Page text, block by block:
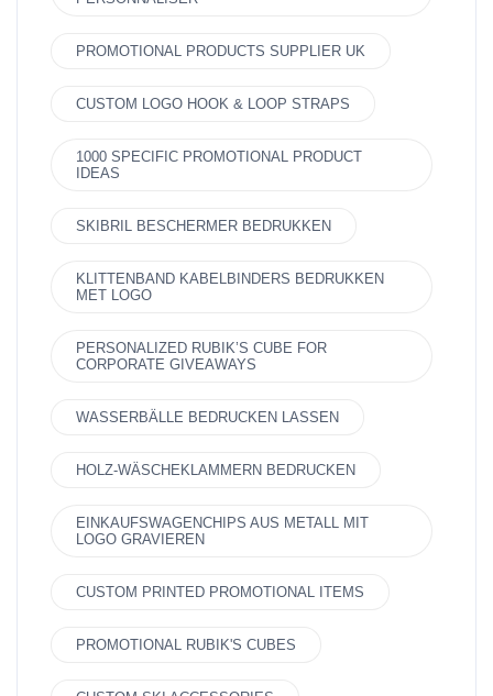
PROMOTIONAL PRODUCTS SUPPLIER UK
CUSTOM LOGO HOOK & LOOP STRAPS
1000 SPECIFIC PROMOTIONAL PRODUCT
IDEAS
SKIBRIL BESCHERMER BEDRUKKEN
KLITTENBAND KABELBINDERS BEDRUKKEN
MET LOGO
PERSONALIZED RUBIK’S CUBE FOR
CORPORATE GIVEAWAYS
WASSERBÄLLE BEDRUCKEN LASSEN
HOLZ-WÄSCHEKLAMMERN BEDRUCKEN
EINKAUFSWAGENCHIPS AUS METALL MIT
LOGO GRAVIEREN
CUSTOM PRINTED PROMOTIONAL ITEMS
PROMOTIONAL RUBIK'S CUBES